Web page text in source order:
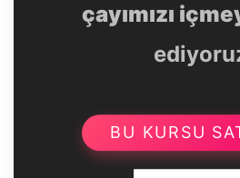
çayımızı
BU KURSU